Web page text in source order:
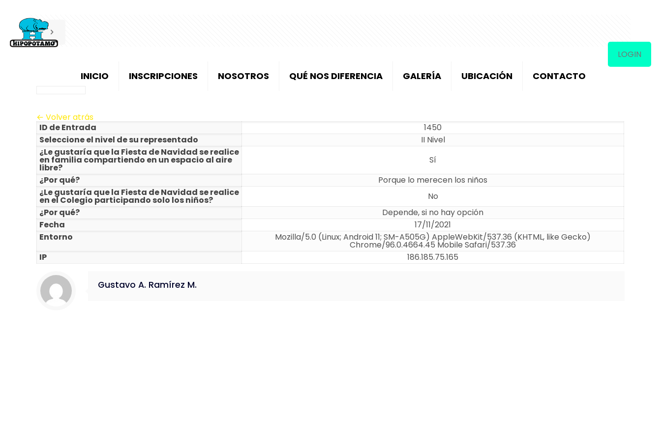
INICIO INSCRIPCIONES NOSOTROS QUÉ NOS DIFERENCIA GALERÍA UBICACIÓN CONTACTO
LOGIN
← Volver atrás
ID de Entrada
1450
Seleccione el nivel de su representado
II Nivel
¿Le gustaría que la Fiesta de Navidad se realice
en familia compartiendo en un espacio al aire
libre?
Sí
¿Por qué?
Porque lo merecen los niños
¿Le gustaría que la Fiesta de Navidad se realice
en el Colegio participando solo los niños?
No
¿Por qué?
Depende, si no hay opción
Fecha
17/11/2021
Entorno
Mozilla/5.0 (Linux; Android 11; SM-A505G) AppleWebKit/537.36 (KHTML, like Gecko)
Chrome/96.0.4664.45 Mobile Safari/537.36
IP
186.185.75.165
Gustavo A. Ramírez M.